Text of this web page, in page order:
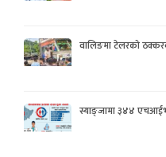
वालिङमा टेलरको
स्याङ्जामा ३४४